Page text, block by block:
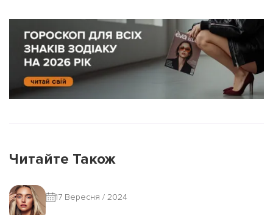
Читайте Також
17 Вересня / 2024